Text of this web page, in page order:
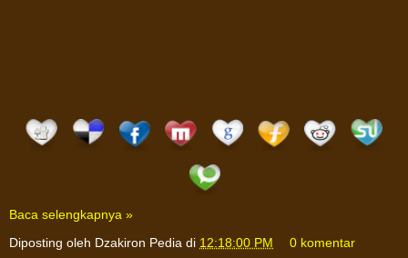
Baca selengkapnya »
Diposting oleh Dzakiron Pedia di 12:18:00 PM 0 komentar